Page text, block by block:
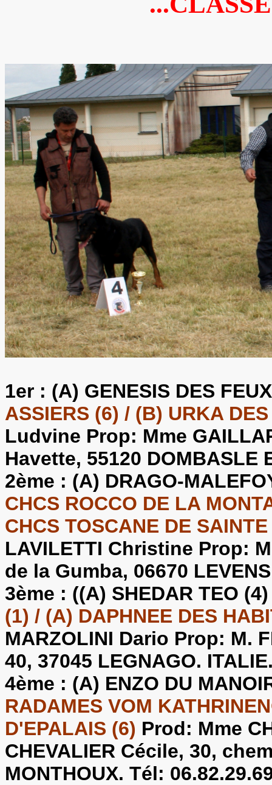
1er : (A) GENESIS DES
ASSIERS (6) / (B) URKA
Ludvine Prop: Mme
Havette, 55120 DOMBASLE
2ème : (A) DRAGO-
CHCS ROCCO DE LA
CHCS TOSCANE DE
LAVILETTI Christine Prop:
de la Gumba, 06670
3ème : ((A) SHEDAR TEO
(1) / (A) DAPHNEE DES
MARZOLINI Dario Prop: M.
40, 37045 LEGNAGO.
4ème : (A) ENZO DU
RADAMES VOM
D'EPALAIS (6) Prod: Mme
CHEVALIER Cécile, 30,
MONTHOUX. Tél: